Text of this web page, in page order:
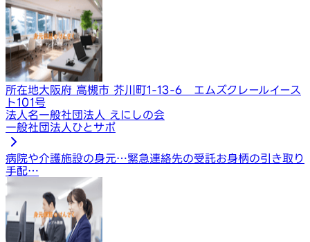
所在地大阪府 高槻市 芥川町1-13-6 エムズクレールイース
ト101号
法人名一般社団法人 えにしの会
一般社団法人ひとサポ
病院や介護施設の身元…緊急連絡先の受託お身柄の引き取り
手配…